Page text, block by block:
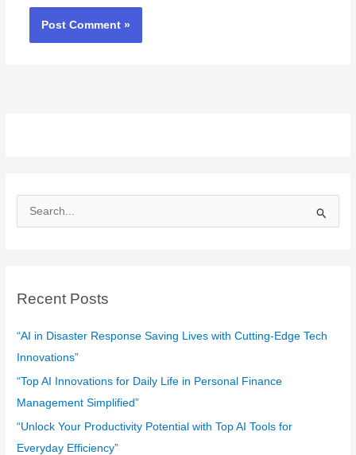
e
c
f
o
r
:
Recent Posts
“AI in Disaster Response Saving Lives with Cutting-Edge Tech
Innovations”
“Top AI Innovations for Daily Life in Personal Finance
Management Simplified”
“Unlock Your Productivity Potential with Top AI Tools for
Everyday Efficiency”